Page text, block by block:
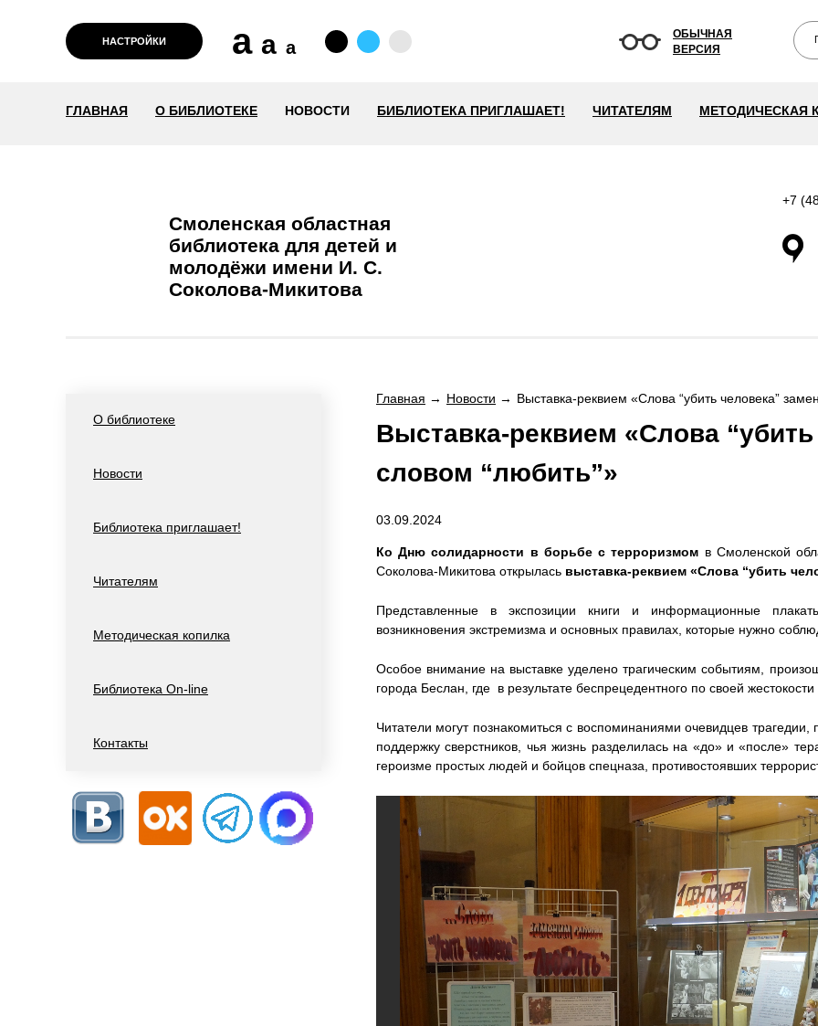
ОБЫЧНАЯ
ВЕРСИЯ
НАСТРОЙКИ a a a
ГЛАВНАЯ О БИБЛИОТЕКЕ НОВОСТИ БИБЛИОТЕКА ПРИГЛАШАЕТ! ЧИТАТЕЛЯМ МЕТОДИЧЕСКАЯ
Смоленская областная
библиотека для детей и
молодёжи имени И. С.
Соколова-Микитова
+7
Главная Новости Выставка-реквием «Слова “убить человека”
Выставка-реквием «Слова
словом “любить”»
03.09.2024
Ко Дню солидарности в борьбе с терроризмом в Смоленской
Соколова-Микитова открылась выставка-реквием «Слова “убить
Представленные в экспозиции книги и информационные
возникновения экстремизма и основных правилах, которые нужно
Особое внимание на выставке уделено трагическим событиям,
города Беслан, где в результате беспрецедентного по своей
Читатели могут познакомиться с воспоминаниями очевидцев
поддержку сверстников, чья жизнь разделилась на «до» и «после»
героизме простых людей и бойцов спецназа, противостоявших
О библиотеке
Новости
Библиотека приглашает!
Читателям
Методическая копилка
Библиотека On-line
Контакты